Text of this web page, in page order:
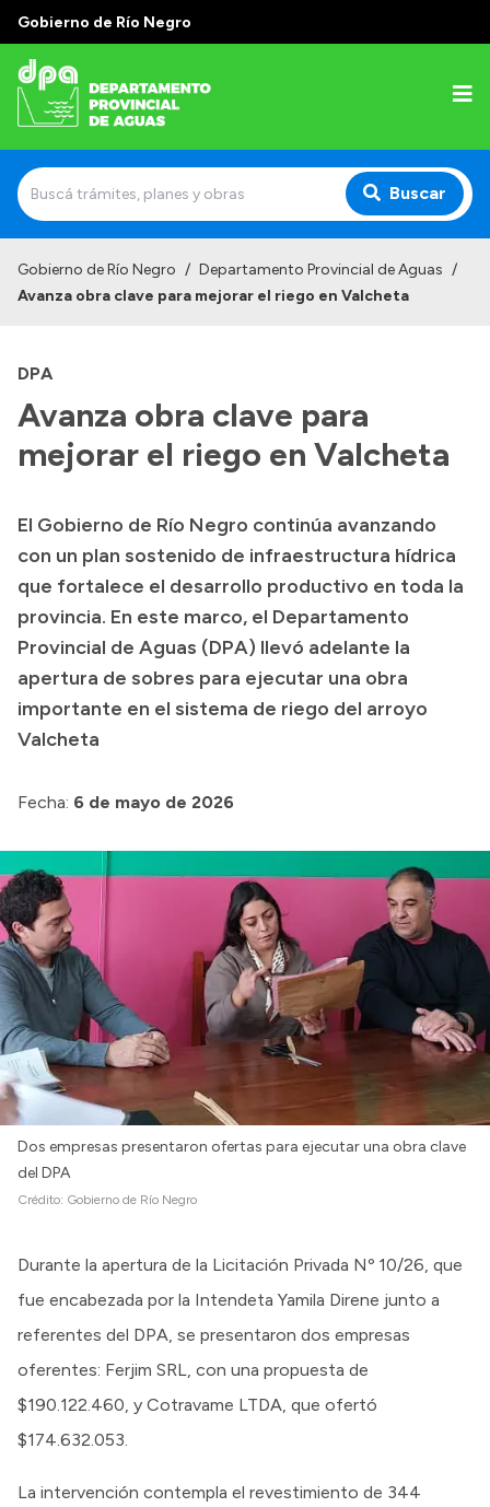
Gobierno de Río Negro
Buscar
Autoridades
Normativa
Generación y Riego SAU
Transparencia
Presupuesto
Boletín Oficial
Compras y licitaciones
Consulta de pago a proveedores
Convocatorias
Intranet
Login
Gobierno de Río Negro / Departamento Provincial de Aguas /
Avanza obra clave para mejorar el riego en Valcheta
DPA
Avanza obra clave para
mejorar el riego en Valcheta
El Gobierno de Río Negro continúa avanzando
con un plan sostenido de infraestructura hídrica
que fortalece el desarrollo productivo en toda la
provincia. En este marco, el Departamento
Provincial de Aguas (DPA) llevó adelante la
apertura de sobres para ejecutar una obra
importante en el sistema de riego del arroyo
Valcheta
Fecha: 6 de mayo de 2026
Dos empresas presentaron ofertas para ejecutar una obra clave
del DPA
Crédito: Gobierno de Río Negro
Durante la apertura de la Licitación Privada Nº 10/26, que
fue encabezada por la Intendeta Yamila Direne junto a
referentes del DPA, se presentaron dos empresas
oferentes: Ferjim SRL, con una propuesta de
$190.122.460, y Cotravame LTDA, que ofertó
$174.632.053.
La intervención contempla el revestimiento de 344